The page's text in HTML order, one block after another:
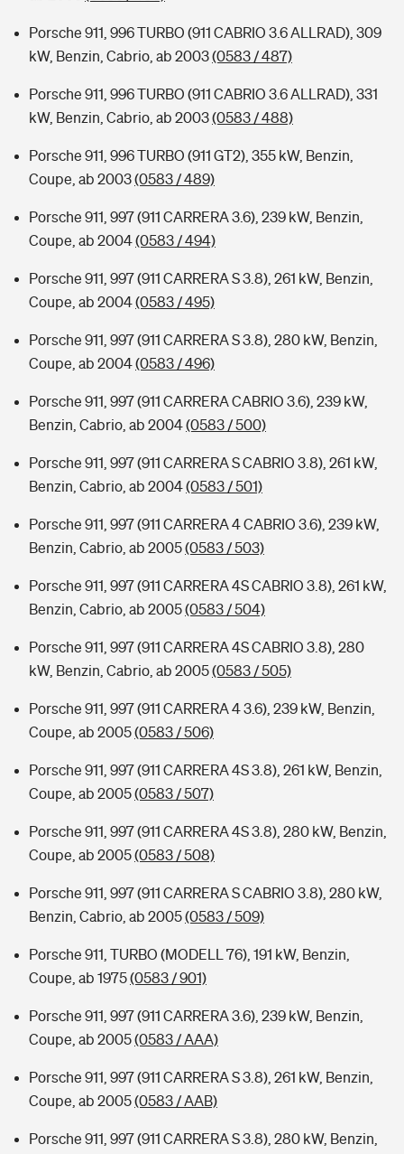
Porsche 911, 996 TURBO (911 CABRIO 3.6 ALLRAD), 309
kW, Benzin, Cabrio, ab 2003(0583 / 487)
Porsche 911, 996 TURBO (911 CABRIO 3.6 ALLRAD), 331
kW, Benzin, Cabrio, ab 2003(0583 / 488)
Porsche 911, 996 TURBO (911 GT2), 355 kW, Benzin,
Coupe, ab 2003(0583 / 489)
Porsche 911, 997 (911 CARRERA 3.6), 239 kW, Benzin,
Coupe, ab 2004(0583 / 494)
Porsche 911, 997 (911 CARRERA S 3.8), 261 kW, Benzin,
Coupe, ab 2004(0583 / 495)
Porsche 911, 997 (911 CARRERA S 3.8), 280 kW, Benzin,
Coupe, ab 2004(0583 / 496)
Porsche 911, 997 (911 CARRERA CABRIO 3.6), 239 kW,
Benzin, Cabrio, ab 2004(0583 / 500)
Porsche 911, 997 (911 CARRERA S CABRIO 3.8), 261 kW,
Benzin, Cabrio, ab 2004(0583 / 501)
Porsche 911, 997 (911 CARRERA 4 CABRIO 3.6), 239 kW,
Benzin, Cabrio, ab 2005(0583 / 503)
Porsche 911, 997 (911 CARRERA 4S CABRIO 3.8), 261 kW,
Benzin, Cabrio, ab 2005(0583 / 504)
Porsche 911, 997 (911 CARRERA 4S CABRIO 3.8), 280
kW, Benzin, Cabrio, ab 2005(0583 / 505)
Porsche 911, 997 (911 CARRERA 4 3.6), 239 kW, Benzin,
Coupe, ab 2005(0583 / 506)
Porsche 911, 997 (911 CARRERA 4S 3.8), 261 kW, Benzin,
Coupe, ab 2005(0583 / 507)
Porsche 911, 997 (911 CARRERA 4S 3.8), 280 kW, Benzin,
Coupe, ab 2005(0583 / 508)
Porsche 911, 997 (911 CARRERA S CABRIO 3.8), 280 kW,
Benzin, Cabrio, ab 2005(0583 / 509)
Porsche 911, TURBO (MODELL 76), 191 kW, Benzin,
Coupe, ab 1975(0583 / 901)
Porsche 911, 997 (911 CARRERA 3.6), 239 kW, Benzin,
Coupe, ab 2005(0583 / AAA)
Porsche 911, 997 (911 CARRERA S 3.8), 261 kW, Benzin,
Coupe, ab 2005(0583 / AAB)
Porsche 911, 997 (911 CARRERA S 3.8), 280 kW, Benzin,